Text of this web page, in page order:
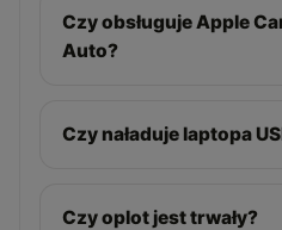
Czy obsługuje Apple
Auto?
Czy naładuje laptopa
Czy oplot jest trwały?